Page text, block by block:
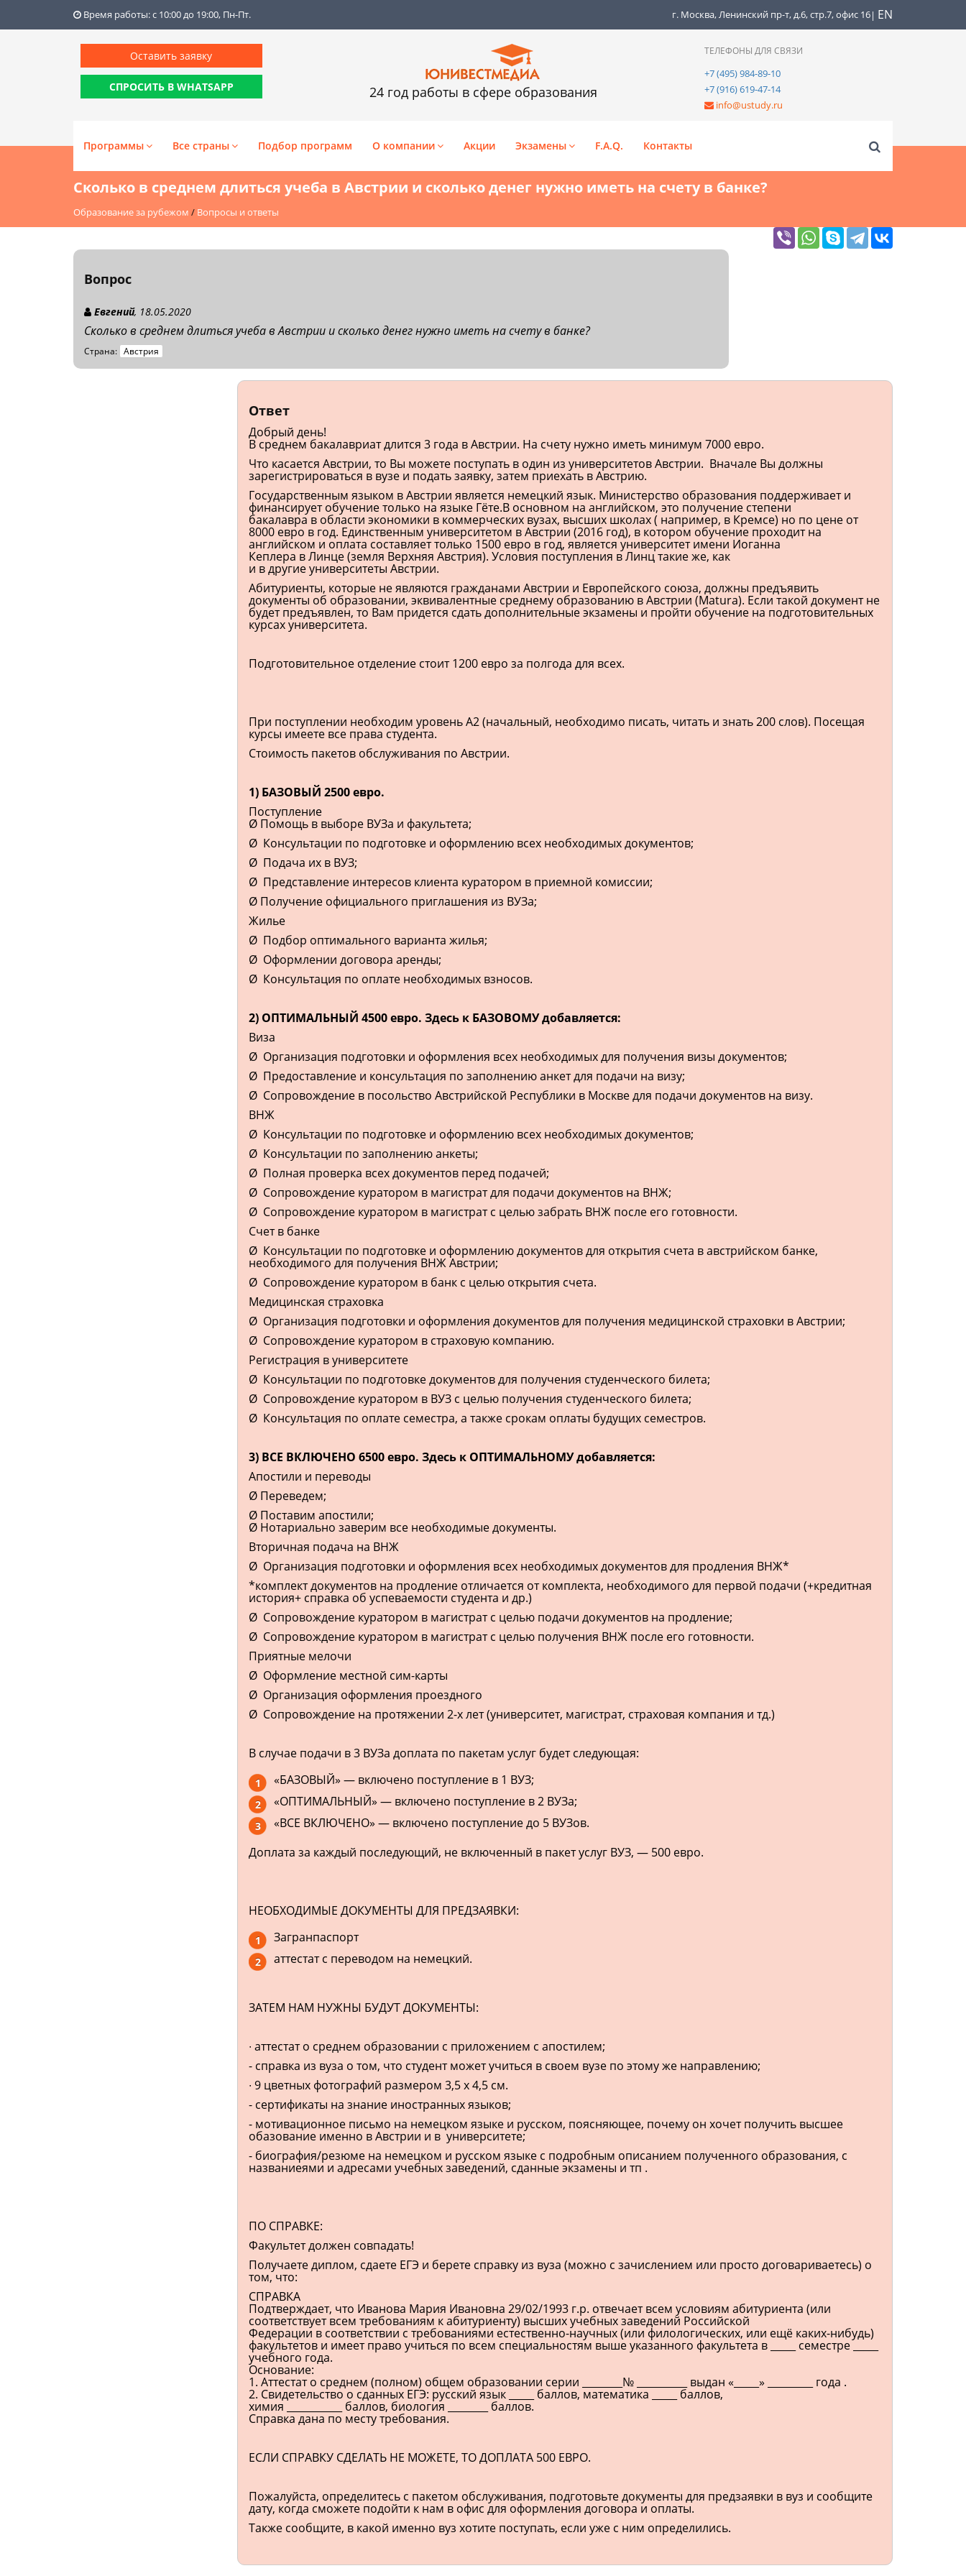
Время работы: с 10:00 до 19:00, Пн-Пт. г. Москва, Ленинский пр-т, д.6, стр.7, офис 16| EN
Оставить заявку
СПРОСИТЬ В WHATSAPP 24 год работы в сфере образования
ТЕЛЕФОНЫ ДЛЯ СВЯЗИ
+7 (495) 984-89-10
+7 (916) 619-47-14
info@ustudy.ru
Программы Все страны Подбор программ О компании Акции Экзамены F.A.Q. Контакты
Сколько в среднем длиться учеба в Австрии и сколько денег нужно иметь на счету в банке?
Образование за рубежом / Вопросы и ответы
Вопрос
Евгений, 18.05.2020
Сколько в среднем длиться учеба в Австрии и сколько денег нужно иметь на счету в банке?
Страна: Австрия
Ответ
Добрый день!
В среднем бакалавриат длится 3 года в Австрии. На счету нужно иметь минимум 7000 евро.
Что касается Австрии, то Вы можете поступать в один из университетов Австрии. Вначале Вы должны
зарегистрироваться в вузе и подать заявку, затем приехать в Австрию.
Государственным языком в Австрии является немецкий язык. Министерство образования поддерживает и
финансирует обучение только на языке Гёте.В основном на английском, это получение степени
бакалавра в области экономики в коммерческих вузах, высших школах ( например, в Кремсе) но по цене от
8000 евро в год. Единственным университетом в Австрии (2016 год), в котором обучение проходит на
английском и оплата составляет только 1500 евро в год, является университет имени Иоганна
Кеплера в Линце (земля Верхняя Австрия). Условия поступления в Линц такие же, как
и в другие университеты Австрии.
Абитуриенты, которые не являются гражданами Австрии и Европейского союза, должны предъявить
документы об образовании, эквивалентные среднему образованию в Австрии (Matura). Если такой документ не
будет предъявлен, то Вам придется сдать дополнительные экзамены и пройти обучение на подготовительных
курсах университета.
Подготовительное отделение стоит 1200 евро за полгода для всех.
При поступлении необходим уровень А2 (начальный, необходимо писать, читать и знать 200 слов). Посещая
курсы имеете все права студента.
Стоимость пакетов обслуживания по Австрии.
1) БАЗОВЫЙ 2500 евро.
Поступление
Ø Помощь в выборе ВУЗа и факультета;
Ø Консультации по подготовке и оформлению всех необходимых документов;
Ø Подача их в ВУЗ;
Ø Представление интересов клиента куратором в приемной комиссии;
Ø Получение официального приглашения из ВУЗа;
Жилье
Ø Подбор оптимального варианта жилья;
Ø Оформлении договора аренды;
Ø Консультация по оплате необходимых взносов.
2) ОПТИМАЛЬНЫЙ 4500 евро. Здесь к БАЗОВОМУ добавляется:
Виза
Ø Организация подготовки и оформления всех необходимых для получения визы документов;
Ø Предоставление и консультация по заполнению анкет для подачи на визу;
Ø Сопровождение в посольство Австрийской Республики в Москве для подачи документов на визу.
ВНЖ
Ø Консультации по подготовке и оформлению всех необходимых документов;
Ø Консультации по заполнению анкеты;
Ø Полная проверка всех документов перед подачей;
Ø Сопровождение куратором в магистрат для подачи документов на ВНЖ;
Ø Сопровождение куратором в магистрат с целью забрать ВНЖ после его готовности.
Счет в банке
Ø Консультации по подготовке и оформлению документов для открытия счета в австрийском банке,
необходимого для получения ВНЖ Австрии;
Ø Сопровождение куратором в банк с целью открытия счета.
Медицинская страховка
Ø Организация подготовки и оформления документов для получения медицинской страховки в Австрии;
Ø Сопровождение куратором в страховую компанию.
Регистрация в университете
Ø Консультации по подготовке документов для получения студенческого билета;
Ø Сопровождение куратором в ВУЗ с целью получения студенческого билета;
Ø Консультация по оплате семестра, а также срокам оплаты будущих семестров.
3) ВСЕ ВКЛЮЧЕНО 6500 евро. Здесь к ОПТИМАЛЬНОМУ добавляется:
Апостили и переводы
Ø Переведем;
Ø Поставим апостили;
Ø Нотариально заверим все необходимые документы.
Вторичная подача на ВНЖ
Ø Организация подготовки и оформления всех необходимых документов для продления ВНЖ*
*комплект документов на продление отличается от комплекта, необходимого для первой подачи (+кредитная
история+ справка об успеваемости студента и др.)
Ø Сопровождение куратором в магистрат с целью подачи документов на продление;
Ø Сопровождение куратором в магистрат с целью получения ВНЖ после его готовности.
Приятные мелочи
Ø Оформление местной сим-карты
Ø Организация оформления проездного
Ø Сопровождение на протяжении 2-х лет (университет, магистрат, страховая компания и тд.)
В случае подачи в 3 ВУЗа доплата по пакетам услуг будет следующая:
«БАЗОВЫЙ» — включено поступление в 1 ВУЗ;
«ОПТИМАЛЬНЫЙ» — включено поступление в 2 ВУЗа;
«ВСЕ ВКЛЮЧЕНО» — включено поступление до 5 ВУЗов.
Доплата за каждый последующий, не включенный в пакет услуг ВУЗ, — 500 евро.
НЕОБХОДИМЫЕ ДОКУМЕНТЫ ДЛЯ ПРЕДЗАЯВКИ:
Загранпаспорт
аттестат с переводом на немецкий.
ЗАТЕМ НАМ НУЖНЫ БУДУТ ДОКУМЕНТЫ:
∙ аттестат о среднем образовании с приложением с апостилем;
- справка из вуза о том, что студент может учиться в своем вузе по этому же направлению;
∙ 9 цветных фотографий размером 3,5 х 4,5 см.
- сертификаты на знание иностранных языков;
- мотивационное письмо на немецком языке и русском, поясняющее, почему он хочет получить высшее
обазование именно в Австрии и в университете;
- биография/резюме на немецком и русском языке с подробным описанием полученного образования, с
названиеями и адресами учебных заведений, сданные экзамены и тп .
ПО СПРАВКЕ:
Факультет должен совпадать!
Получаете диплом, сдаете ЕГЭ и берете справку из вуза (можно с зачислением или просто договариваетесь) о
том, что:
СПРАВКА
Подтверждает, что Иванова Мария Ивановна 29/02/1993 г.р. отвечает всем условиям абитуриента (или
соответствует всем требованиям к абитуриенту) высших учебных заведений Российской
Федерации в соответствии с требованиями естественно-научных (или филологических, или ещё каких-нибудь)
факультетов и имеет право учиться по всем специальностям выше указанного факультета в _____ семестре _____
учебного года.
Основание:
1. Аттестат о среднем (полном) общем образовании серии ________№ __________ выдан «_____» _________ года .
2. Свидетельство о сданных ЕГЭ: русский язык _____ баллов, математика _____ баллов,
химия ___________ баллов, биология ________ баллов.
Справка дана по месту требования.
ЕСЛИ СПРАВКУ СДЕЛАТЬ НЕ МОЖЕТЕ, ТО ДОПЛАТА 500 ЕВРО.
Пожалуйста, определитесь с пакетом обслуживания, подготовьте документы для предзаявки в вуз и сообщите
дату, когда сможете подойти к нам в офис для оформления договора и оплаты.
Также сообщите, в какой именно вуз хотите поступать, если уже с ним определились.